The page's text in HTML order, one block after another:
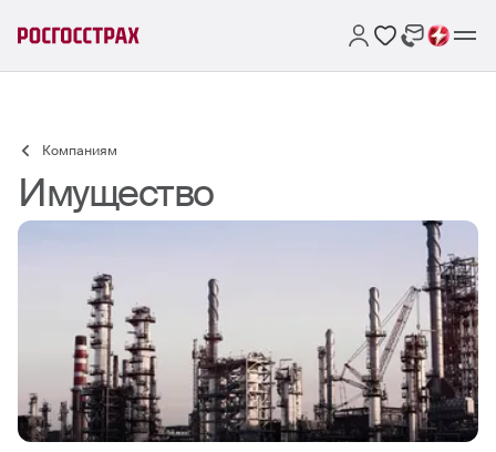
Компаниям
Имущество